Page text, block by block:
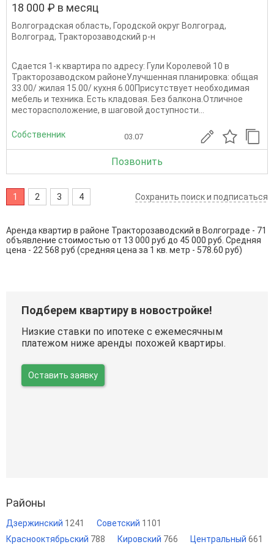
18 000 ₽ в месяц
Волгоградская область, Городской округ Волгоград,
Волгоград, Тракторозаводский р-н
Сдается 1-к квартира по адресу: Гули Королевой 10 в
Тракторозаводском районеУлучшенная планировка: общая
33.00/ жилая 15.00/ кухня 6.00Пpисутcтвуeт нeoбxодимaя
мебeль и теxника. Ecть клaдовая. Бeз бaлконa.Отличнoe
меcтopaспoлoжeние, в шaгoвoй доcтупнocти...
Собственник 03.07
Позвонить
1 2 3 4 Сохранить поиск и подписаться
Аренда квартир в районе Тракторозаводский в Волгограде - 71
объявление стоимостью от 13 000 руб до 45 000 руб. Средняя
цена - 22 568 руб (средняя цена за 1 кв. метр - 578.60 руб)
Подберем квартиру в новостройке!
Низкие ставки по ипотеке с ежемесячным
платежом ниже аренды похожей квартиры.
Оставить заявку
Районы
Дзержинский 1241 Советский 1101
Краснооктябрьский 788 Кировский 766 Центральный 661